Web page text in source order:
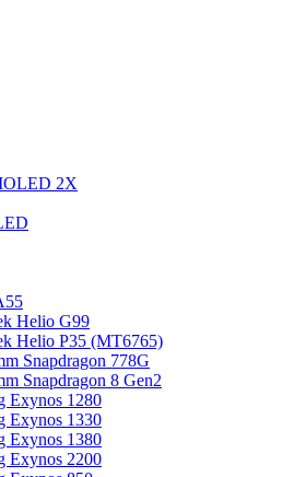
2X
Helio G99
Helio P35 (MT6765)
Snapdragon 778G
Snapdragon 8 Gen2
Exynos 1280
Exynos 1330
Exynos 1380
Exynos 2200